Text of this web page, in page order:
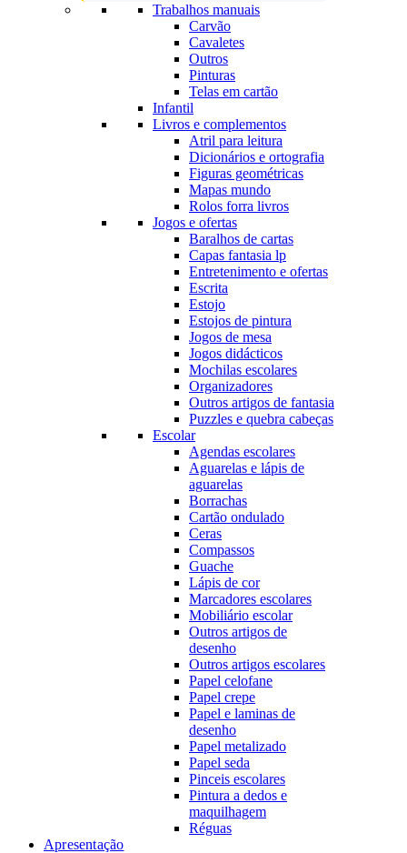
Trabalhos manuais
Carvão
Cavaletes
Outros
Pinturas
Telas em cartão
Infantil
Livros e complementos
Atril para leitura
Dicionários e ortografia
Figuras geométricas
Mapas mundo
Rolos forra livros
Jogos e ofertas
Baralhos de cartas
Capas fantasia lp
Entretenimento e ofertas
Escrita
Estojo
Estojos de pintura
Jogos de mesa
Jogos didácticos
Mochilas escolares
Organizadores
Outros artigos de fantasia
Puzzles e quebra cabeças
Escolar
Agendas escolares
Aguarelas e lápis de
aguarelas
Borrachas
Cartão ondulado
Ceras
Compassos
Guache
Lápis de cor
Marcadores escolares
Mobiliário escolar
Outros artigos de
desenho
Outros artigos escolares
Papel celofane
Papel crepe
Papel e laminas de
desenho
Papel metalizado
Papel seda
Pinceis escolares
Pintura a dedos e
maquilhagem
Réguas
Apresentação